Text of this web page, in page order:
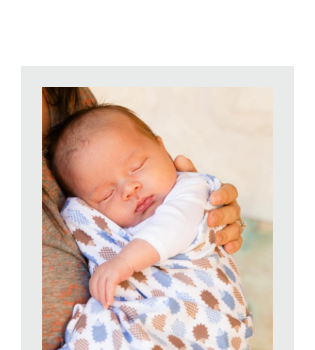
Da diversi anni si pone attenzione sulla prevenzione della Sids.
Il fenomeno è stato ed è oggetto di studi e proprio sulla base
della letteratura scientifica sono state elaborate dalla Società
Svizzera dei pediatri con la Società Svizzera di neonatologia e
la collaborazione della Fondazione Svizzera per la promozione
dell’allattamento materno, delle raccomandazioni che
concorrono a prevenire la Sids e sono oggi largamente diffuse
in Svizzera.
I dati statistici, infatti, dimostrano che negli ultimi dieci anni c’è
stato un netto calo della casistica nel nostro Paese. Nel 1995
si erano rilevati 35 decessi da Sids su 82’201 bambini nati
mentre il dato più recente, che risale al 2014, segnala 4 casi su
85’287 nascite (dati ufficialiOffice fédéral de la statistique,
Statistique des causes de décès
), un elemento confortante
che concorre a validare l’utilità delle raccomandazioni
preventive.